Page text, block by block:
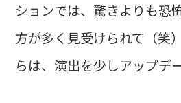
ションでは、驚きよりも恐
方が多く見受けられて（笑
らは、演出を少しアップデ